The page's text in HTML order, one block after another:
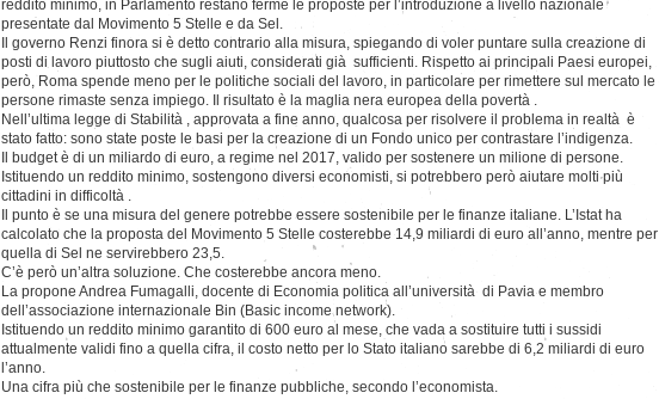
reddito minimo, in Parlamento restano ferme le proposte per l’introduzione a livello nazionale
presentate dal Movimento 5 Stelle e da Sel.
Il governo Renzi finora si è detto contrario alla misura, spiegando di voler puntare sulla creazione di
posti di lavoro piuttosto che sugli aiuti, considerati già sufficienti. Rispetto ai principali Paesi europei,
però, Roma spende meno per le politiche sociali del lavoro, in particolare per rimettere sul mercato le
persone rimaste senza impiego. Il risultato è la maglia nera europea della povertà .
Nell’ultima legge di Stabilità , approvata a fine anno, qualcosa per risolvere il problema in realtà è
stato fatto: sono state poste le basi per la creazione di un Fondo unico per contrastare l’indigenza.
Il budget è di un miliardo di euro, a regime nel 2017, valido per sostenere un milione di persone.
Istituendo un reddito minimo, sostengono diversi economisti, si potrebbero però aiutare molti più
cittadini in difficoltà .
Il punto è se una misura del genere potrebbe essere sostenibile per le finanze italiane. L’Istat ha
calcolato che la proposta del Movimento 5 Stelle costerebbe 14,9 miliardi di euro all’anno, mentre per
quella di Sel ne servirebbero 23,5.
C’è però un’altra soluzione. Che costerebbe ancora meno.
La propone Andrea Fumagalli, docente di Economia politica all’università di Pavia e membro
dell’associazione internazionale Bin (Basic income network).
Istituendo un reddito minimo garantito di 600 euro al mese, che vada a sostituire tutti i sussidi
attualmente validi fino a quella cifra, il costo netto per lo Stato italiano sarebbe di 6,2 miliardi di euro
l’anno.
Una cifra più che sostenibile per le finanze pubbliche, secondo l’economista.